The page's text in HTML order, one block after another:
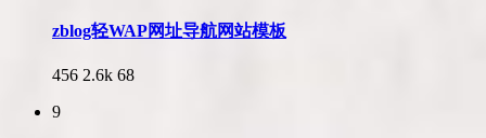
zblog轻WAP网址导航网站模板
456 2.6k 68
9